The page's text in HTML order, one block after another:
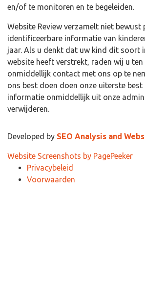
en/of te monitoren en te begeleiden.
Website Review verzamelt niet bewust
identificeerbare informatie van
jaar. Als u denkt dat uw kind dit soort
website heeft verstrekt, raden wij u ten
onmiddellijk contact met ons op te
ons best doen doen onze uiterste best
informatie onmiddellijk uit onze
verwijderen.
Developed by SEO Analysis and
Website Screenshots by PagePeeker
Privacybeleid
Voorwaarden